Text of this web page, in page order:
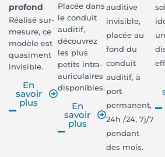
profond
Réalisé sur-
mesure, ce
modèle est
quasiment
invisible.
En
savoir
plus
Placée dans
le conduit
auditif,
découvrez
les plus
petits intra-
auriculaires
disponibles.
En
savoir
plus
auditive
invisible,
placée au
fond du
conduit
auditif, à
port
permanent,
24h /24, 7j/7
pendant
des mois.